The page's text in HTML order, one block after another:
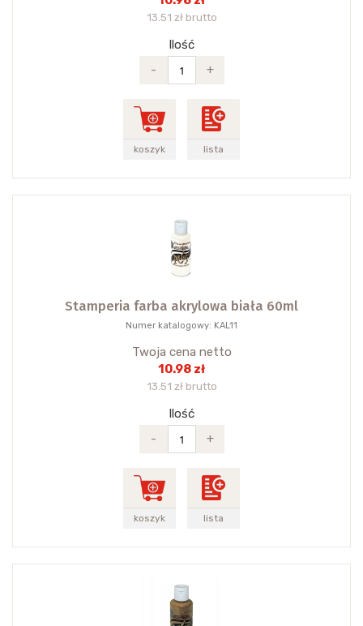
13.51 zł brutto
Ilość
-
+
koszyk lista
Stamperia farba akrylowa biała 60ml
Numer katalogowy: KAL11
Twoja cena netto
10.98 zł
13.51 zł brutto
Ilość
-
+
koszyk lista